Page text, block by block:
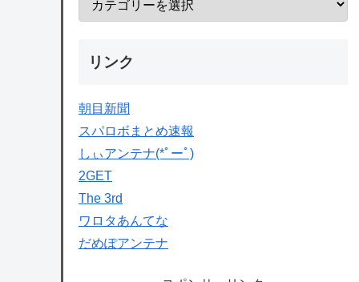
リンク
朝目新聞
スパロボまとめ速報
しぃアンテナ(*ﾟーﾟ)
2GET
The 3rd
ワロタあんてな
だめぽアンテナ